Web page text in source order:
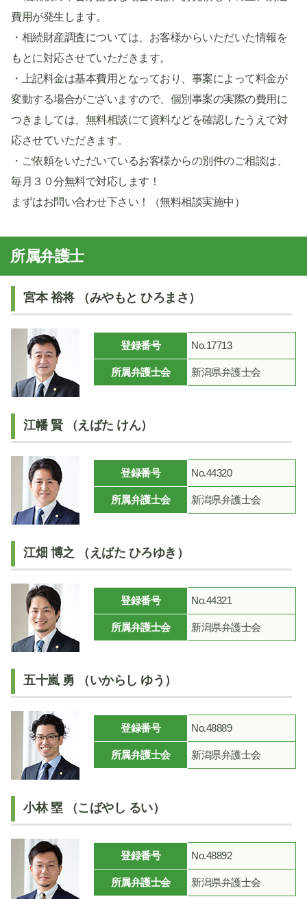
費用が発生します。
・相続財産調査については、お客様からいただいた情報を
もとに対応させていただきます。
・上記料金は基本費用となっており、事案によって料金が
変動する場合がございますので、個別事案の実際の費用に
つきましては、無料相談にて資料などを確認したうえで対
応させていただきます。
・ご依頼をいただいているお客様からの別件のご相談は、
毎月３０分無料で対応します！
まずはお問い合わせ下さい！（無料相談実施中）
所属弁護士
宮本 裕将 （みやもと ひろまさ）
登録番号 No.17713
所属弁護士会 新潟県弁護士会
江幡 賢 （えばた けん）
登録番号 No.44320
所属弁護士会 新潟県弁護士会
江畑 博之 （えばた ひろゆき）
登録番号 No.44321
所属弁護士会 新潟県弁護士会
五十嵐 勇 （いからし ゆう）
登録番号 No.48889
所属弁護士会 新潟県弁護士会
小林 塁 （こばやし るい）
登録番号 No.48892
所属弁護士会 新潟県弁護士会